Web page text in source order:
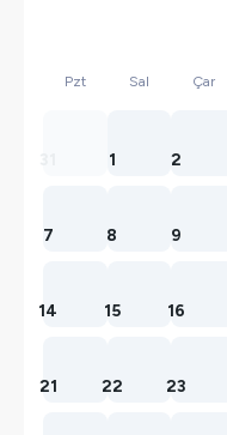
Pzt Sal Çar
1 2
7 8 9
14 15 16
21 22 23